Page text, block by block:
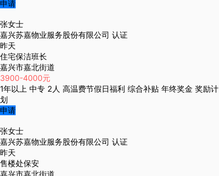
申请
张女士
嘉兴苏嘉物业服务股份有限公司 认证
昨天
住宅保洁班长
嘉兴市嘉北街道
3900-4000元
1年以上 中专 2人 高温费节假日福利 综合补贴 年终奖金 奖励计
划
申请
张女士
嘉兴苏嘉物业服务股份有限公司 认证
昨天
售楼处保安